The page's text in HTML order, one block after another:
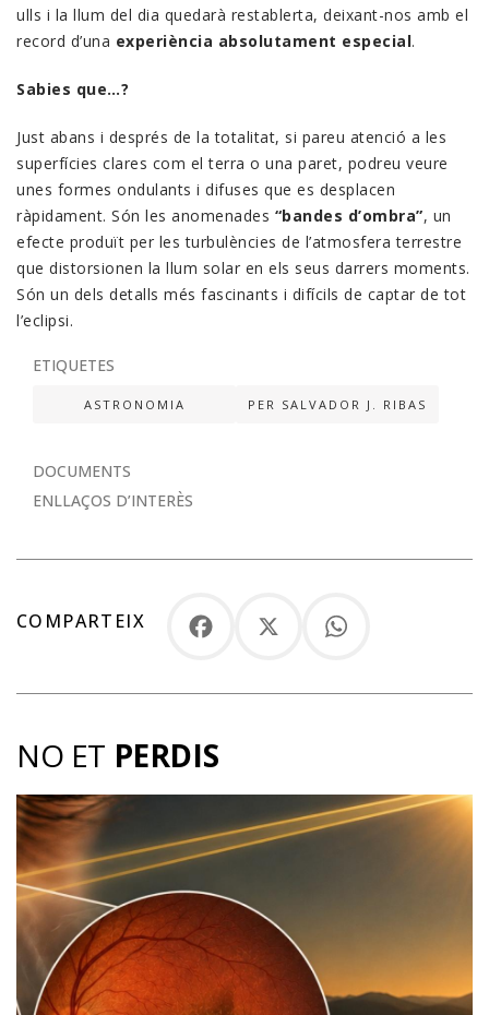
ulls i la llum del dia quedarà restablerta, deixant-nos amb el
record d’una experiència absolutament especial.
Sabies que…?
Just abans i després de la totalitat, si pareu atenció a les
superfícies clares com el terra o una paret, podreu veure
unes formes ondulants i difuses que es desplacen
ràpidament. Són les anomenades “bandes d’ombra”, un
efecte produït per les turbulències de l’atmosfera terrestre
que distorsionen la llum solar en els seus darrers moments.
Són un dels detalls més fascinants i difícils de captar de tot
l’eclipsi.
ETIQUETES
ASTRONOMIA PER SALVADOR J. RIBAS
DOCUMENTS
ENLLAÇOS D’INTERÈS
COMPARTEIX
NO ET PERDIS